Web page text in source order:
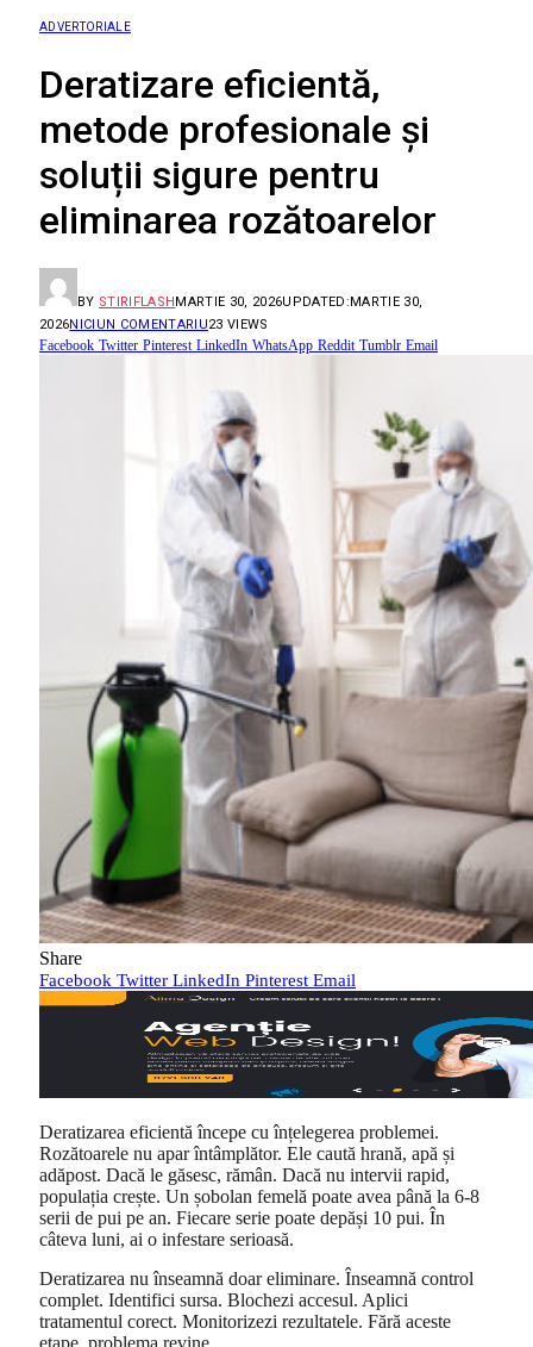
ADVERTORIALE
Deratizare eficientă,
metode profesionale și
soluții sigure pentru
eliminarea rozătoarelor
BY STIRIFLASHMARTIE 30, 2026UPDATED:MARTIE 30,
2026NICIUN COMENTARIU23 VIEWS
Facebook Twitter Pinterest LinkedIn WhatsApp Reddit Tumblr Email
Share
Facebook Twitter LinkedIn Pinterest Email
Deratizarea eficientă începe cu înțelegerea problemei.
Rozătoarele nu apar întâmplător. Ele caută hrană, apă și
adăpost. Dacă le găsesc, rămân. Dacă nu intervii rapid,
populația crește. Un șobolan femelă poate avea până la 6-8
serii de pui pe an. Fiecare serie poate depăși 10 pui. În
câteva luni, ai o infestare serioasă.
Deratizarea nu înseamnă doar eliminare. Înseamnă control
complet. Identifici sursa. Blochezi accesul. Aplici
tratamentul corect. Monitorizezi rezultatele. Fără aceste